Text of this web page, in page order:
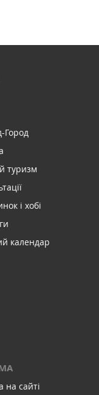
Город
туризм
і хобі
календар
на сайті